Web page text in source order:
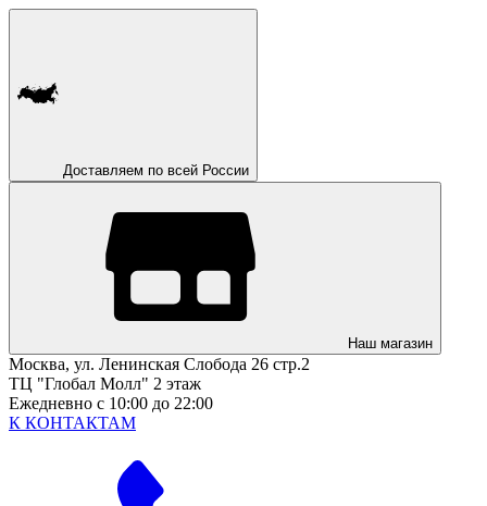
Доставляем по всей России
Наш магазин
Москва, ул. Ленинская Слобода 26 стр.2
ТЦ "Глобал Молл" 2 этаж
Ежедневно с 10:00 до 22:00
К КОНТАКТАМ